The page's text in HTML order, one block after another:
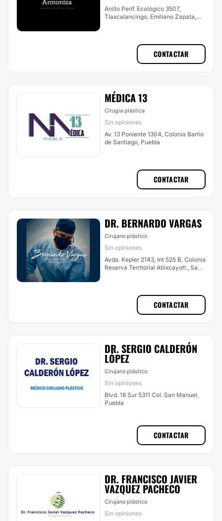
Anillo Perif. Ecológico 3507,
Tlaxcalancingo, Emiliano Zapata,
CONTACTAR
MÉDICA 13
Cirugía plástica
Sin opiniones
Av. 13 Poniente 1304, Colonia Barrio
de Santiago, Puebla
CONTACTAR
DR. BERNARDO VARGAS
Cirujano plástico
Sin opiniones
Avda. Kepler 2143, Int 525 B, Colonia
Reserva Territorial Atlixcayotl., San
CONTACTAR
DR. SERGIO CALDERÓN
LÓPEZ
Cirujano plástico
Sin opiniones
Blvd. 18 Sur 5311 Col. San Manuel,
Puebla
CONTACTAR
DR. FRANCISCO JAVIER
VAZQUEZ PACHECO
Cirujano plástico
Sin opiniones